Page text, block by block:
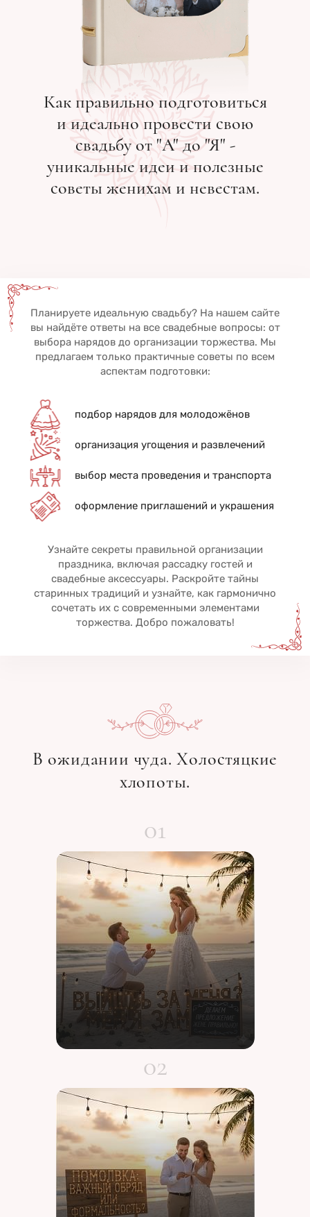
Как правильно подготовиться
и идеально провести свою
свадьбу от "A" до "Я" -
уникальные идеи и полезные
советы женихам и невестам.
Планируете идеальную свадьбу? На нашем сайте
вы найдёте ответы на все свадебные вопросы: от
выбора нарядов до организации торжества. Мы
предлагаем только практичные советы по всем
аспектам подготовки:
подбор нарядов для молодожёнов
организация угощения и развлечений
выбор места проведения и транспорта
оформление приглашений и украшения
Узнайте секреты правильной организации
праздника, включая рассадку гостей и
свадебные аксессуары. Раскройте тайны
старинных традиций и узнайте, как гармонично
сочетать их с современными элементами
торжества. Добро пожаловать!
В ожидании чуда. Холостяцкие
хлопоты.
01
Выйдешь за меня?
правильно!
ПОДРОБНЕЕ
02